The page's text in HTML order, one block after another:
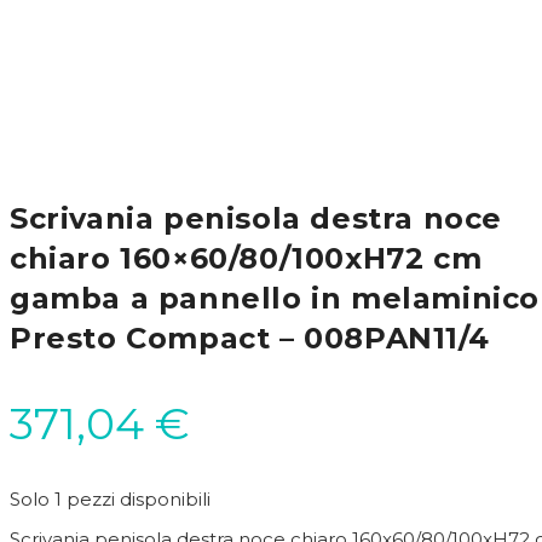
Scrivania penisola destra noce
chiaro 160×60/80/100xH72 cm
gamba a pannello in melaminico
Presto Compact – 008PAN11/4
371,04 €
Solo 1 pezzi disponibili